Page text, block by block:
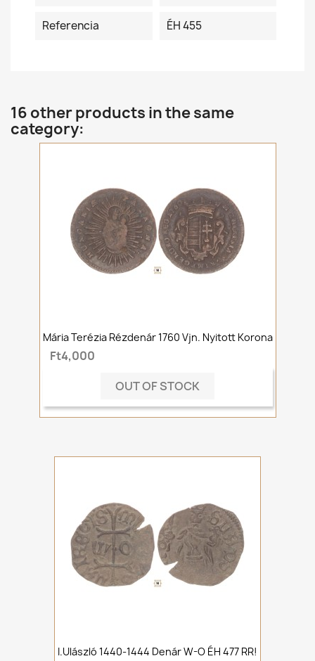
Referencia ÉH 455
16 other products in the same
category:
Mária Terézia Rézdenár 1760 Vjn. Nyitott Korona
Ft4,000
OUT OF STOCK
I.Ulászló 1440-1444 Denár W-O ÉH 477 RR!